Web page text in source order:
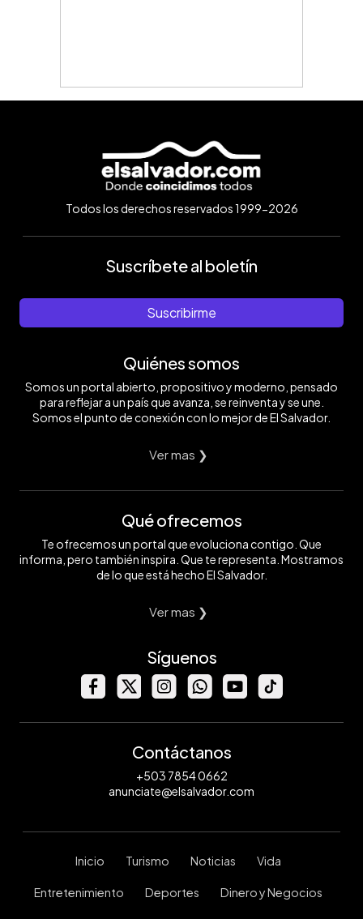
Todos los derechos reservados 1999-2026
Suscríbete al boletín
Suscribirme
Quiénes somos
Somos un portal abierto, propositivo y moderno, pensado
para reflejar a un país que avanza, se reinventa y se une.
Somos el punto de conexión con lo mejor de El Salvador.
Ver mas ❯
Qué ofrecemos
Te ofrecemos un portal que evoluciona contigo. Que
informa, pero también inspira. Que te representa. Mostramos
de lo que está hecho El Salvador.
Ver mas ❯
Síguenos
Contáctanos
+503 7854 0662
anunciate@elsalvador.com
Inicio Turismo Noticias Vida
Entretenimiento Deportes Dinero y Negocios